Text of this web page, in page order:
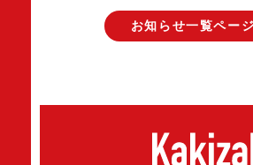
お知らせ一覧ペー